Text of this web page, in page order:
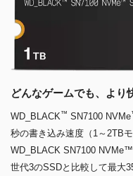
どんなゲームでも、より
WD_BLACK™ SN7100 NVMe
秒の書き込み速度（1～2TB
WD_BLACK SN7100
世代3のSSDと比較して最大